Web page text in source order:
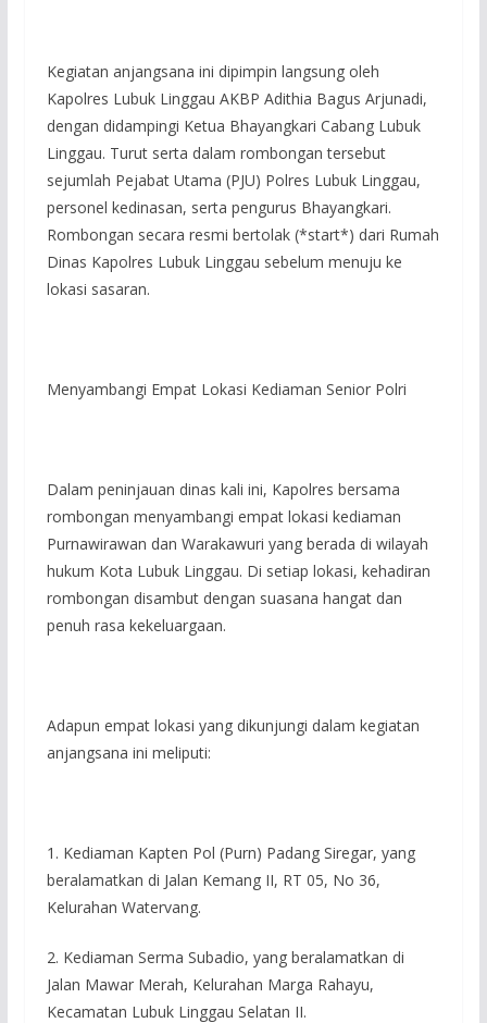
Kegiatan anjangsana ini dipimpin langsung oleh
Kapolres Lubuk Linggau AKBP Adithia Bagus Arjunadi,
dengan didampingi Ketua Bhayangkari Cabang Lubuk
Linggau. Turut serta dalam rombongan tersebut
sejumlah Pejabat Utama (PJU) Polres Lubuk Linggau,
personel kedinasan, serta pengurus Bhayangkari.
Rombongan secara resmi bertolak (*start*) dari Rumah
Dinas Kapolres Lubuk Linggau sebelum menuju ke
lokasi sasaran.
Menyambangi Empat Lokasi Kediaman Senior Polri
Dalam peninjauan dinas kali ini, Kapolres bersama
rombongan menyambangi empat lokasi kediaman
Purnawirawan dan Warakawuri yang berada di wilayah
hukum Kota Lubuk Linggau. Di setiap lokasi, kehadiran
rombongan disambut dengan suasana hangat dan
penuh rasa kekeluargaan.
Adapun empat lokasi yang dikunjungi dalam kegiatan
anjangsana ini meliputi:
1. Kediaman Kapten Pol (Purn) Padang Siregar, yang
beralamatkan di Jalan Kemang II, RT 05, No 36,
Kelurahan Watervang.
2. Kediaman Serma Subadio, yang beralamatkan di
Jalan Mawar Merah, Kelurahan Marga Rahayu,
Kecamatan Lubuk Linggau Selatan II.